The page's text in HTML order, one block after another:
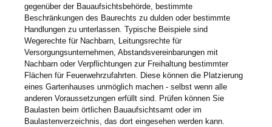
gegenüber der Bauaufsichtsbehörde, bestimmte
Beschränkungen des Baurechts zu dulden oder bestimmte
Handlungen zu unterlassen. Typische Beispiele sind
Wegerechte für Nachbarn, Leitungsrechte für
Versorgungsunternehmen, Abstandsvereinbarungen mit
Nachbarn oder Verpflichtungen zur Freihaltung bestimmter
Flächen für Feuerwehrzufahrten. Diese können die Platzierung
eines Gartenhauses unmöglich machen - selbst wenn alle
anderen Voraussetzungen erfüllt sind. Prüfen können Sie
Baulasten beim örtlichen Bauaufsichtsamt oder im
Baulastenverzeichnis, das dort eingesehen werden kann.